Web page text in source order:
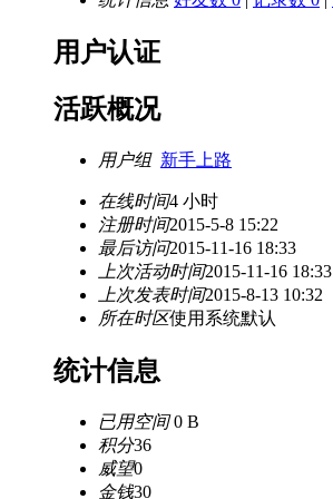
用户认证
活跃概况
用户组 新手上路
在线时间4 小时
注册时间2015-5-8 15:22
最后访问2015-11-16 18:33
上次活动时间2015-11-16 18:33
上次发表时间2015-8-13 10:32
所在时区使用系统默认
统计信息
已用空间0 B
积分36
威望0
金钱30